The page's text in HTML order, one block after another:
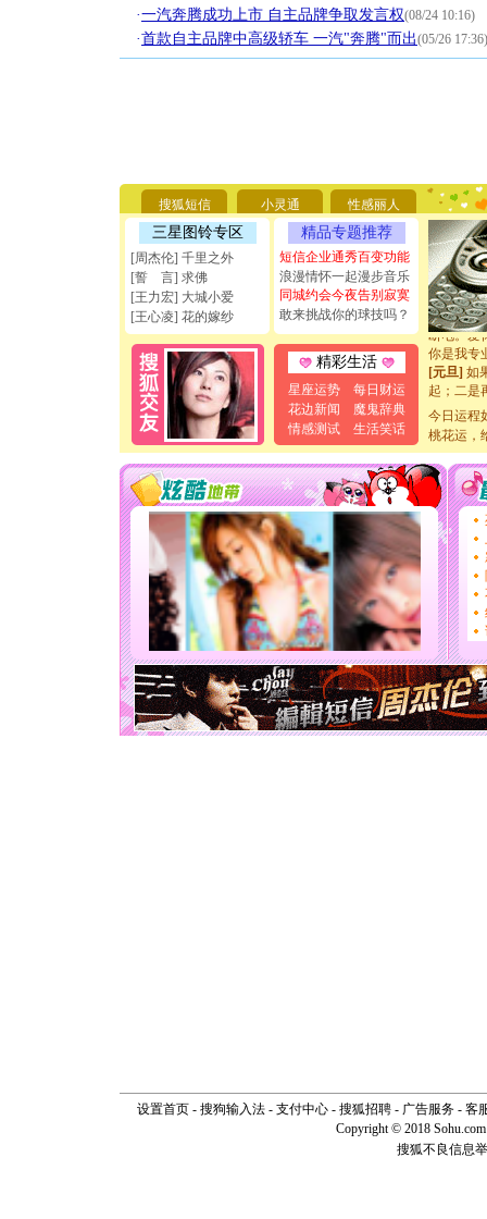
·一汽奔腾成功上市 自主品牌争取发言权(08/24 10:16)
·首款自主品牌中高级轿车 一汽"奔腾"而出(05/26 17:36)
搜狐短信 小灵通 性感丽人
三星图铃专区
[周杰伦] 千里之外
[誓 言] 求佛
[王力宏] 大城小爱
[王心凌] 花的嫁纱
精品专题推荐
短信企业通秀百变功能
浪漫情怀一起漫步音乐
同城约会今夜告别寂寞
敢来挑战你的球技吗？
精彩生活
星座运势
每日财运
花边新闻
魔鬼辞典
情感测试
生活笑话
你太多，
要平安
[圣诞节]
能正大光
天都要快
[圣诞节]
如意,快
[元旦]看
断电。爱
你是我专
[元旦] 如
起；二是
[元旦]当
泣，这痛
[春节]风
颜！冬
道一声
[春节]
传
片叶子
送你一
[圣诞节]
你太多
要平安
[圣诞节]
能正大光
天都要快
[圣诞节]
如意,快
[元旦]看
今日运程
桃花运，
设置首页- 搜狗输入法- 支付中心- 搜狐招聘- 广告服务- 客
Copyright © 2018
搜狐不良信息